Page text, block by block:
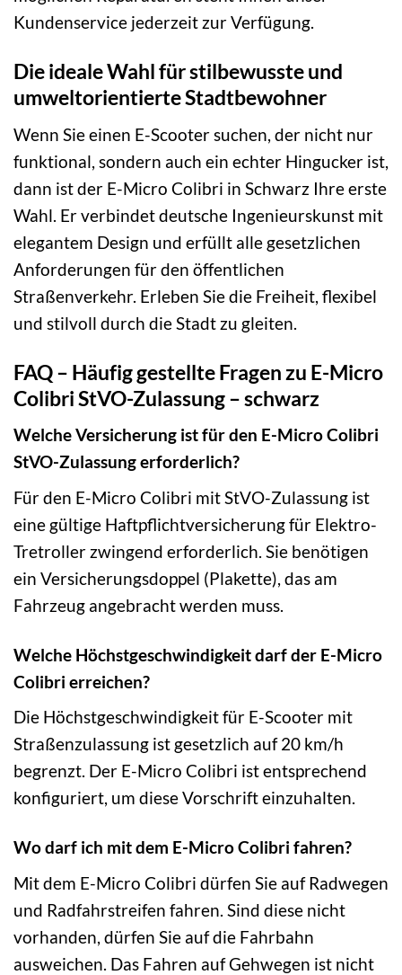
Kundenservice jederzeit zur Verfügung.
Die ideale Wahl für stilbewusste und
umweltorientierte Stadtbewohner
Wenn Sie einen E-Scooter suchen, der nicht nur
funktional, sondern auch ein echter Hingucker ist,
dann ist der E-Micro Colibri in Schwarz Ihre erste
Wahl. Er verbindet deutsche Ingenieurskunst mit
elegantem Design und erfüllt alle gesetzlichen
Anforderungen für den öffentlichen
Straßenverkehr. Erleben Sie die Freiheit, flexibel
und stilvoll durch die Stadt zu gleiten.
FAQ – Häufig gestellte Fragen zu E-Micro
Colibri StVO-Zulassung – schwarz
Welche Versicherung ist für den E-Micro Colibri
StVO-Zulassung erforderlich?
Für den E-Micro Colibri mit StVO-Zulassung ist
eine gültige Haftpflichtversicherung für Elektro-
Tretroller zwingend erforderlich. Sie benötigen
ein Versicherungsdoppel (Plakette), das am
Fahrzeug angebracht werden muss.
Welche Höchstgeschwindigkeit darf der E-Micro
Colibri erreichen?
Die Höchstgeschwindigkeit für E-Scooter mit
Straßenzulassung ist gesetzlich auf 20 km/h
begrenzt. Der E-Micro Colibri ist entsprechend
konfiguriert, um diese Vorschrift einzuhalten.
Wo darf ich mit dem E-Micro Colibri fahren?
Mit dem E-Micro Colibri dürfen Sie auf Radwegen
und Radfahrstreifen fahren. Sind diese nicht
vorhanden, dürfen Sie auf die Fahrbahn
ausweichen. Das Fahren auf Gehwegen ist nicht